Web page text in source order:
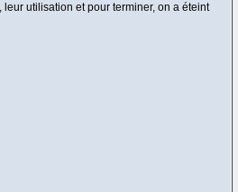
utilisation et pour terminer, on a éteint